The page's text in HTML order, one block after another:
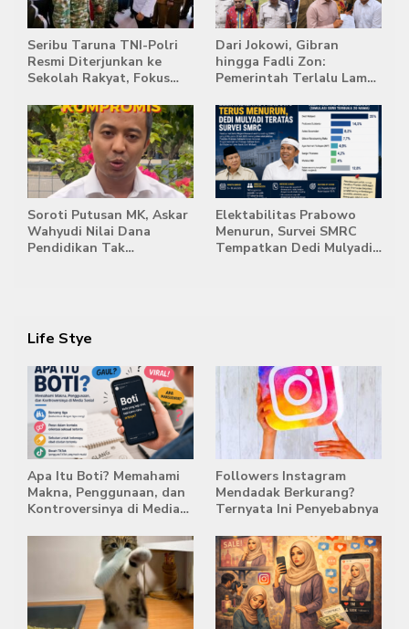
Seribu Taruna TNI-Polri
Resmi Diterjunkan ke
Sekolah Rakyat, Fokus
Kemandirian Siswa
Dari Jokowi, Gibran
hingga Fadli Zon:
Pemerintah Terlalu Lama
Stockpile Batu Bara Masih
Mengepung Candi Muaro
Jambi
Soroti Putusan MK, Askar
Wahyudi Nilai Dana
Pendidikan Tak
Elektabilitas Prabowo
Menurun, Survei SMRC
Tempatkan Dedi Mulyadi
Life Stye
Apa Itu Boti? Memahami
Makna, Penggunaan, dan
Kontroversinya di Media
Followers Instagram
Mendadak Berkurang?
Ternyata Ini Penyebabnya